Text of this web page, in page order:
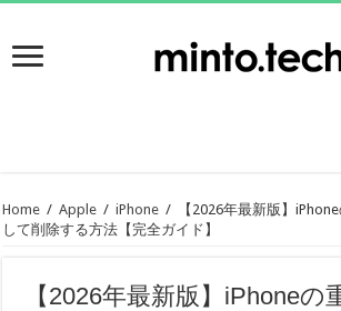
Home / Apple / iPhone /
【2026年最新版】
して削除する方法【完全ガイド】
【2026年最新版】iPhoneの